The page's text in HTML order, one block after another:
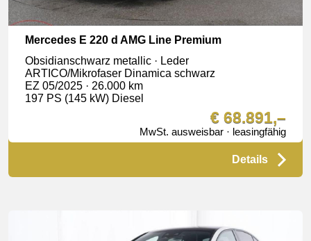
Mercedes E 220 d AMG Line Premium
Obsidianschwarz metallic · Leder
ARTICO/Mikrofaser Dinamica schwarz
EZ 05/2025 · 26.000 km
197 PS (145 kW) Diesel
€ 68.891,–
MwSt. ausweisbar · leasingfähig
Details